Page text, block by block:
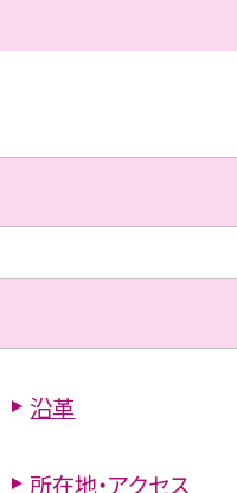
沿革
所在地・アクセス